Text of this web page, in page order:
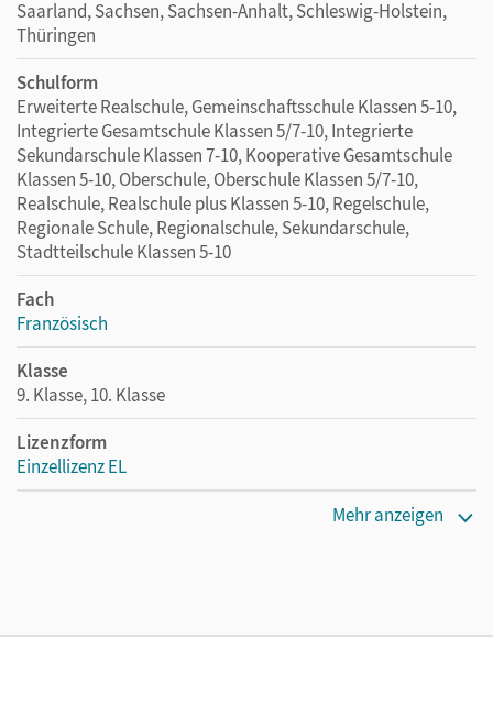
Saarland, Sachsen, Sachsen-Anhalt, Schleswig-Holstein,
Thüringen
Schulform
Erweiterte Realschule, Gemeinschaftsschule Klassen 5-10,
Integrierte Gesamtschule Klassen 5/7-10, Integrierte
Sekundarschule Klassen 7-10, Kooperative Gesamtschule
Klassen 5-10, Oberschule, Oberschule Klassen 5/7-10,
Realschule, Realschule plus Klassen 5-10, Regelschule,
Regionale Schule, Regionalschule, Sekundarschule,
Stadtteilschule Klassen 5-10
Fach
Französisch
Klasse
9. Klasse, 10. Klasse
Lizenzform
Einzellizenz EL
Mehr anzeigen